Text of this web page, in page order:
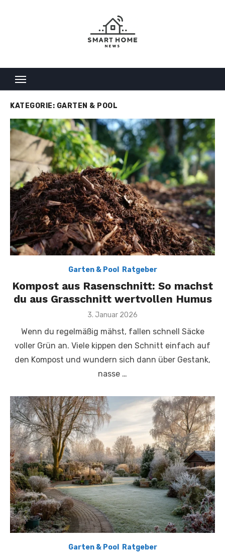
KATEGORIE: GARTEN & POOL
Garten & Pool Ratgeber
Kompost aus Rasenschnitt: So machst
du aus Grasschnitt wertvollen Humus
Posted
3. Januar 2026
Wenn du regelmäßig mähst, fallen schnell Säcke
voller Grün an. Viele kippen den Schnitt einfach auf
den Kompost und wundern sich dann über Gestank,
nasse …
Garten & Pool Ratgeber